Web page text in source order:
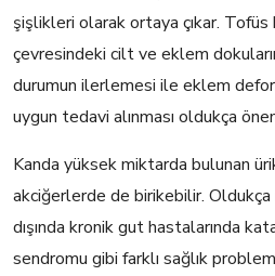
şişlikleri olarak ortaya çıkar.
çevresindeki cilt ve eklem
durumun ilerlemesi ile eklem
uygun tedavi alınması oldukça
Kanda yüksek miktarda bulunan
akciğerlerde de birikebilir.
dışında kronik gut hastalarında
sendromu gibi farklı sağlık